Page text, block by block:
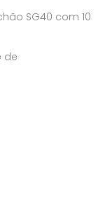
SG40 com 10
de